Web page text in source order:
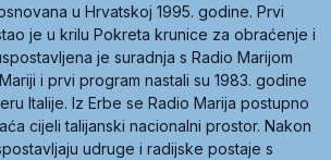
u Hrvatskoj 1995. godine. Prvi
je u krilu Pokreta krunice za obraćenje i
je suradnja s Radio Marijom
i prvi program nastali su 1983. godine
Italije. Iz Erbe se Radio Marija postupno
cijeli talijanski nacionalni prostor. Nakon
udruge i radijske postaje s